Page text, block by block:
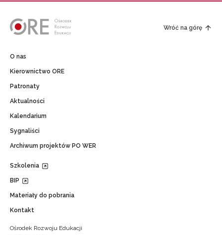
Wróć na górę
O nas
Kierownictwo ORE
Patronaty
Aktualności
Kalendarium
Sygnaliści
Archiwum projektów PO WER
Szkolenia
BIP
Materiały do pobrania
Kontakt
Ośrodek Rozwoju Edukacji